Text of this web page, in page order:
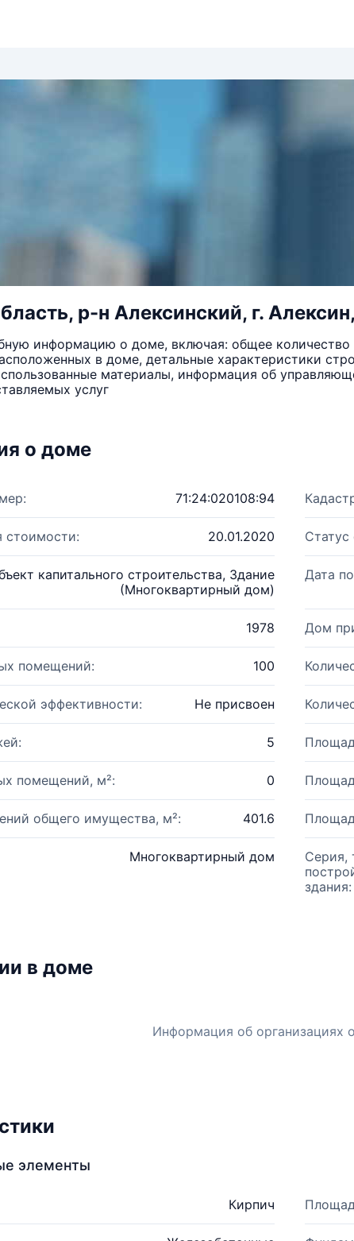
р-н Алексинский, г.
информацию о доме, включая: общее количество
в доме, детальные характеристики
материалы, информация об
услуг
о доме
71:24:020108:94
стоимости: 20.01.2020 Статус
капитального строительства, Здание
(Многоквартирный дом)
Дата
1978 Дом
помещений: 100
эффективности: Не присвоен
5
помещений, м²: 0
общего имущества, м²: 401.6
Многоквартирный дом
Серия,
здания:
в доме
Информация об организациях
элементы
Кирпич